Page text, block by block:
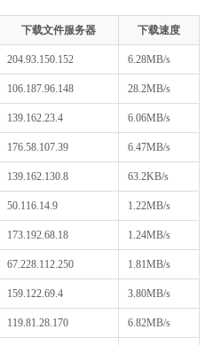
下载文件服务器 下载速度
204.93.150.152 6.28MB/s
106.187.96.148 28.2MB/s
139.162.23.4 6.06MB/s
176.58.107.39 6.47MB/s
139.162.130.8 63.2KB/s
50.116.14.9 1.22MB/s
173.192.68.18 1.24MB/s
67.228.112.250 1.81MB/s
159.122.69.4 3.80MB/s
119.81.28.170 6.82MB/s